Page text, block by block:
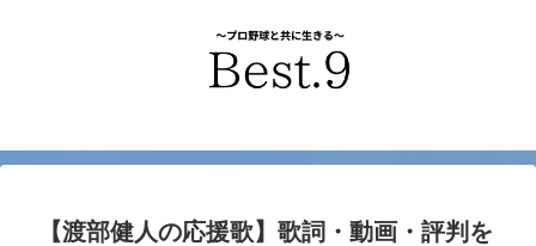
【渡部健人の応援歌】歌詞・動画・評判を